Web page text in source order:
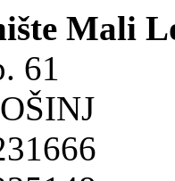
Mali
61